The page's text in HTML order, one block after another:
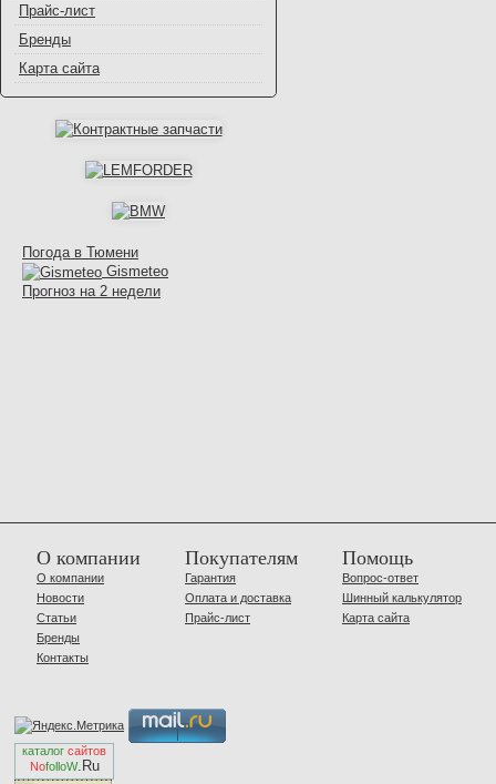
Прайс-лист
Бренды
Карта сайта
Погода в Тюмени
Gismeteo
Прогноз на 2 недели
О компании
О компании
Новости
Статьи
Бренды
Контакты
Покупателям
Гарантия
Оплата и доставка
Прайс-лист
Помощь
Вопрос-ответ
Шинный калькулятор
Карта сайта
каталог сайтов
NofolloW.Ru